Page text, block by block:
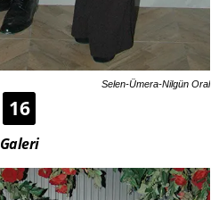
Selen-Ümera-Nilgün Oral
16
Galeri